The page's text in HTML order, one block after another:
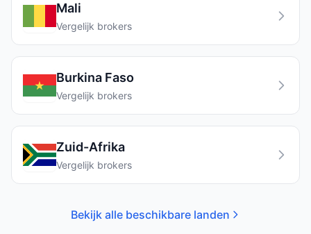
Mali
Vergelijk brokers
Burkina Faso
Vergelijk brokers
Zuid-Afrika
Vergelijk brokers
Bekijk alle beschikbare landen